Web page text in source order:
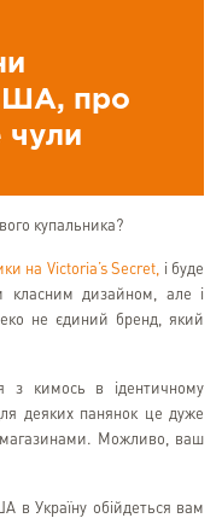
про
чули
купальника?
на Victoria’s Secret, і буде
класним дизайном, але і
не єдиний бренд, який
з кимось в ідентичному
деяких панянок це дуже
магазинами. Можливо, ваш
в Україну обійдеться вам